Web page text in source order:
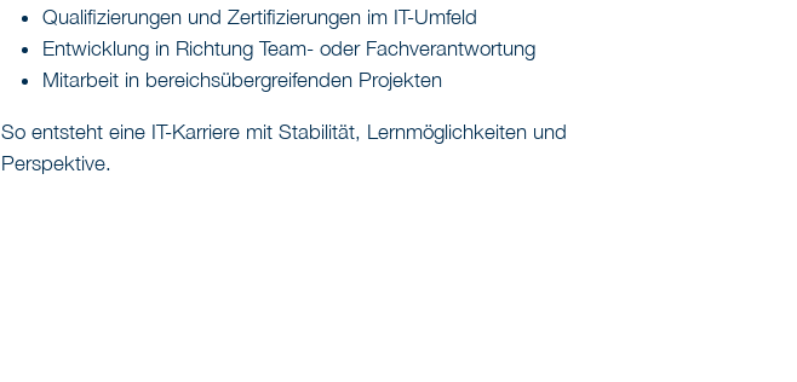
Qualifizierungen und Zertifizierungen im IT-Umfeld
Entwicklung in Richtung Team- oder Fachverantwortung
Mitarbeit in bereichsübergreifenden Projekten
So entsteht eine IT-Karriere mit Stabilität, Lernmöglichkeiten und
Perspektive.